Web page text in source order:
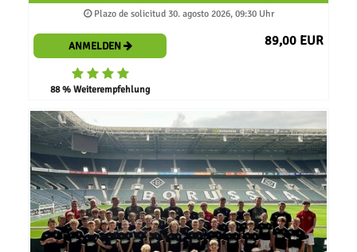
Plazo de solicitud 30. agosto 2026, 09:30 Uhr
ANMELDEN
88 % Weiterempfehlung
89,00 EUR